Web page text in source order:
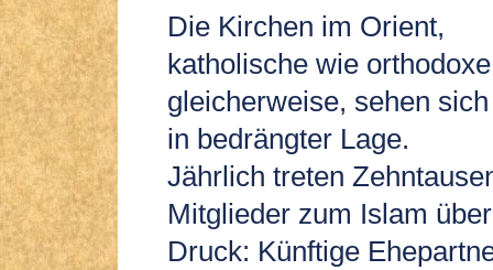
Die Kirchen im Orient,
katholische wie orthodoxe
gleicherweise, sehen sich
in bedrängter Lage.
Jährlich treten
Mitglieder zum Islam
Druck: Künftige